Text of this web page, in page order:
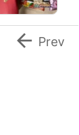
 Prev